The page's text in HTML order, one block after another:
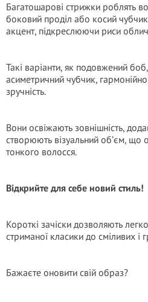
Багатошарові стрижки роблять
боковий проділ або косий
акцент, підкреслюючи риси
Такі варіанти, як подовжений
асиметричний чубчик,
зручність.
Вони освіжають зовнішність,
створюють візуальний об’єм, що
тонкого волосся.
Відкрийте для себе новий стиль!
Короткі зачіски дозволяють
стриманої класики до сміливих і
Бажаєте оновити свій образ?